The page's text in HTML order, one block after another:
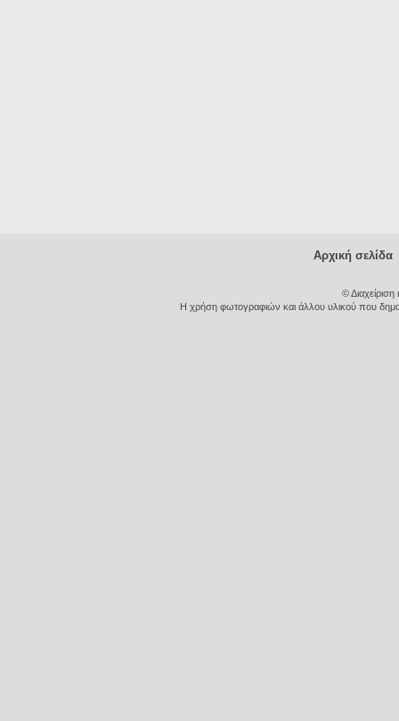
Αρχική σελίδα
©
Η χρήση φωτογραφιών και άλλου υλικού που